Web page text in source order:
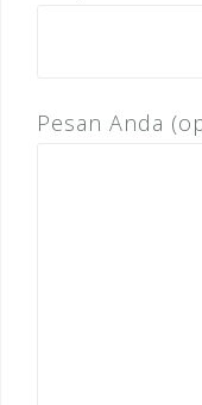
Pesan Anda